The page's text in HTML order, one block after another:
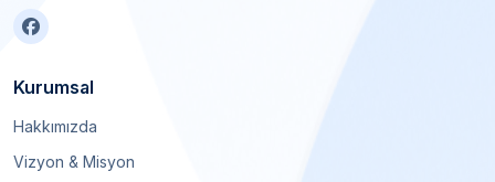
Kurumsal
Hakkımızda
Vizyon & Misyon